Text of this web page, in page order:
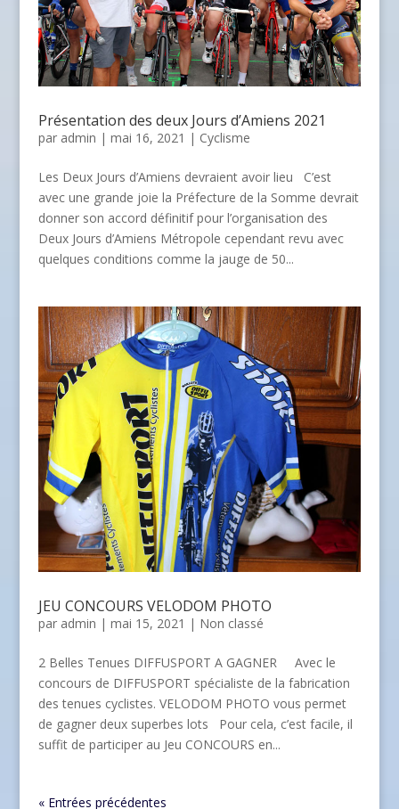
Présentation des deux Jours d’Amiens 2021
par admin | mai 16, 2021 | Cyclisme
Les Deux Jours d’Amiens devraient avoir lieu C’est
avec une grande joie la Préfecture de la Somme devrait
donner son accord définitif pour l’organisation des
Deux Jours d’Amiens Métropole cependant revu avec
quelques conditions comme la jauge de 50...
JEU CONCOURS VELODOM PHOTO
par admin | mai 15, 2021 | Non classé
2 Belles Tenues DIFFUSPORT A GAGNER Avec le
concours de DIFFUSPORT spécialiste de la fabrication
des tenues cyclistes. VELODOM PHOTO vous permet
de gagner deux superbes lots Pour cela, c’est facile, il
suffit de participer au Jeu CONCOURS en...
« Entrées précédentes